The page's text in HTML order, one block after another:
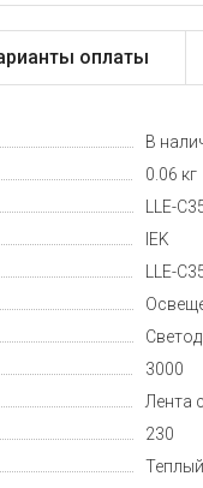
оплаты
В
0.06 кг
LLE-
IEK
LLE-
3000
Лента
230